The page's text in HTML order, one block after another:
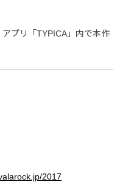
プリ「TYPICA」内で本作
2017